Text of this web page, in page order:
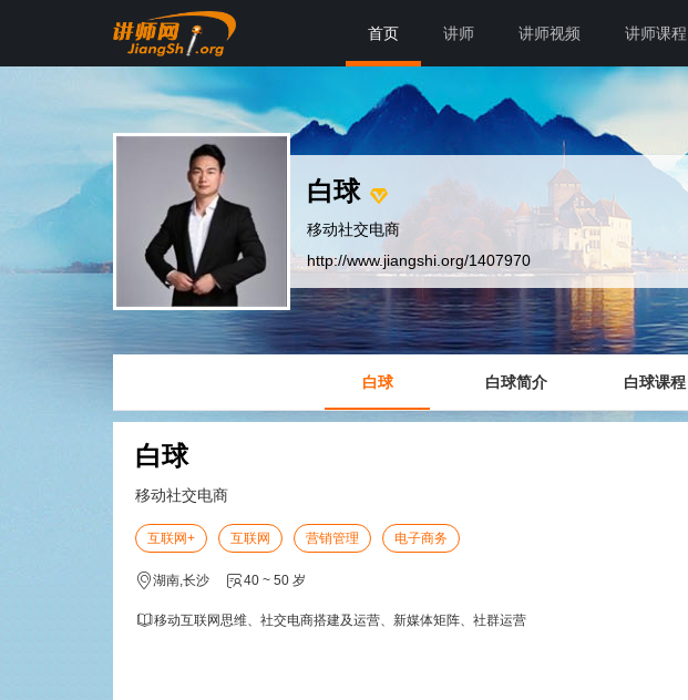
首页 讲师 讲师视频 讲师课程
白球
移动社交电商
http://www.jiangshi.org/1407970
白球 白球简介 白球课程
白球
移动社交电商
互联网+ 互联网 营销管理 电子商务
湖南,长沙 40 ~ 50 岁
移动互联网思维、社交电商搭建及运营、新媒体矩阵、社群运营